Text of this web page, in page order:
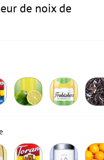
de noix de